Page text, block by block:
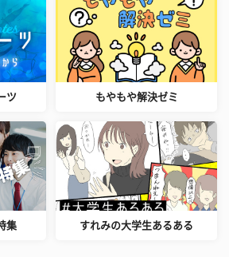
ツ もやもや解決ゼミ
集 すれみの大学生あるある